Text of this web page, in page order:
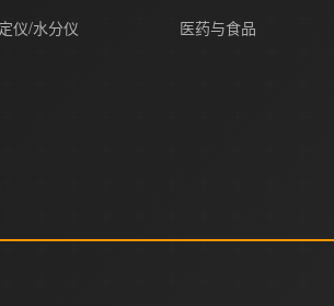
仪/水分仪
医药与食品